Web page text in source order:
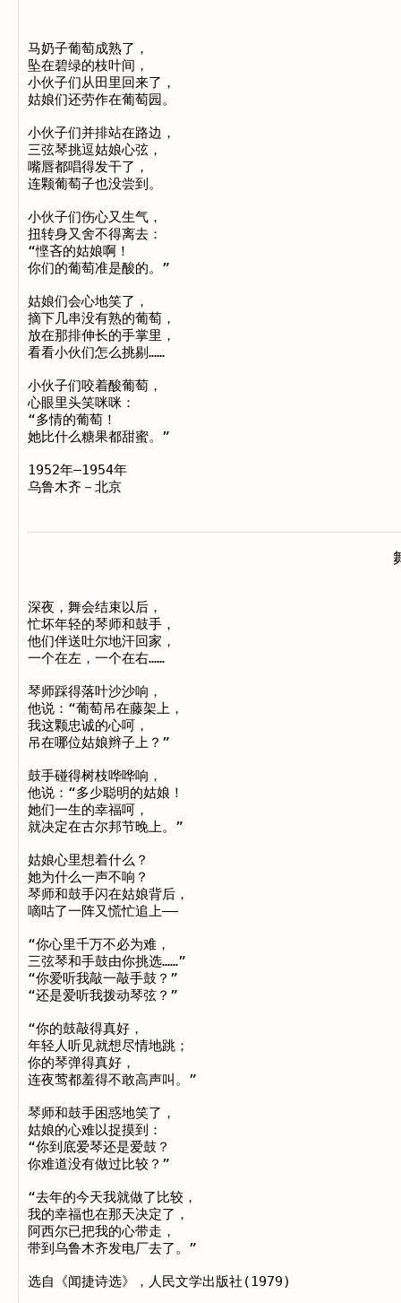
马奶子葡萄成熟了，
坠在碧绿的枝叶间，
小伙子们从田里回来了，
姑娘们还劳作在葡萄园。
小伙子们并排站在路边，
三弦琴挑逗姑娘心弦，
嘴唇都唱得发干了，
连颗葡萄子也没尝到。
小伙子们伤心又生气，
扭转身又舍不得离去：
“悭吝的姑娘啊！
你们的葡萄准是酸的。”
姑娘们会心地笑了，
摘下几串没有熟的葡萄，
放在那排伸长的手掌里，
看看小伙们怎么挑剔……
小伙子们咬着酸葡萄，
心眼里头笑咪咪：
“多情的葡萄！
她比什么糖果都甜蜜。”
1952年—1954年
深夜，舞会结束以后，
忙坏年轻的琴师和鼓手，
他们伴送吐尔地汗回家，
一个在左，一个在右……
琴师踩得落叶沙沙响，
他说：“葡萄吊在藤架上，
我这颗忠诚的心呵，
吊在哪位姑娘辫子上？”
鼓手碰得树枝哗哗响，
他说：“多少聪明的姑娘！
她们一生的幸福呵，
就决定在古尔邦节晚上。”
姑娘心里想着什么？
她为什么一声不响？
琴师和鼓手闪在姑娘背后，
嘀咕了一阵又慌忙追上——
“你心里千万不必为难，
三弦琴和手鼓由你挑选……”
“你爱听我敲一敲手鼓？”
“还是爱听我拨动琴弦？”
“你的鼓敲得真好，
年轻人听见就想尽情地跳；
你的琴弹得真好，
连夜莺都羞得不敢高声叫。”
琴师和鼓手困惑地笑了，
姑娘的心难以捉摸到：
“你到底爱琴还是爱鼓？
你难道没有做过比较？”
“去年的今天我就做了比较，
我的幸福也在那天决定了，
阿西尔已把我的心带走，
带到乌鲁木齐发电厂去了。”